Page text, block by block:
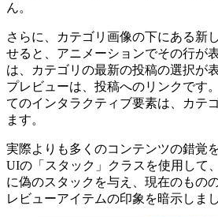
テゴリ行にカーソルを合わせると、
縮小されるため、ビューが不必要に
ん。
さらに、カテゴリ画像の下にある新
せると、アニメーションでその行が
は、カテゴリの最新の投稿の選択が
てのインタラクティブ要素は、カテ
ます。
実際よりも多くのコンテンツの錯覚